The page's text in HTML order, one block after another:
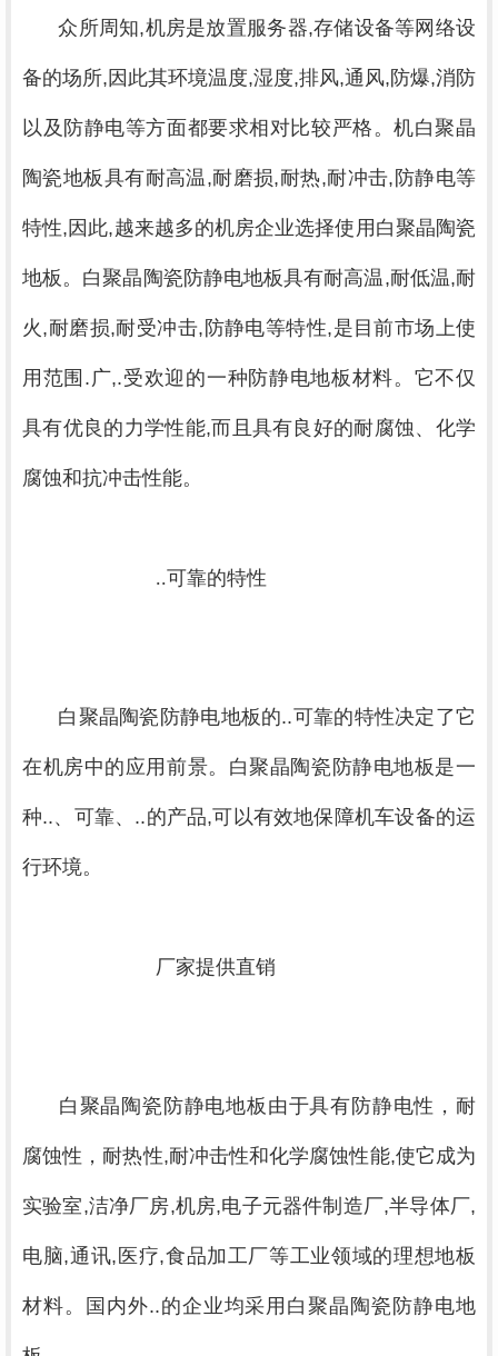
众所周知,机房是放置服务器,存储设备等网络设
备的场所,因此其环境温度,湿度,排风,通风,防爆,消防
以及防静电等方面都要求相对比较严格。机白聚晶
陶瓷地板具有耐高温,耐磨损,耐热,耐冲击,防静电等
特性,因此,越来越多的机房企业选择使用白聚晶陶瓷
地板。白聚晶陶瓷防静电地板具有耐高温,耐低温,耐
火,耐磨损,耐受冲击,防静电等特性,是目前市场上使
用范围.广,.受欢迎的一种防静电地板材料。它不仅
具有优良的力学性能,而且具有良好的耐腐蚀、化学
腐蚀和抗冲击性能。
白聚晶陶瓷防静电地板的..可靠的特性决定了它
在机房中的应用前景。白聚晶陶瓷防静电地板是一
种..、可靠、..的产品,可以有效地保障机车设备的运
行环境。
白聚晶陶瓷防静电地板由于具有防静电性，耐
腐蚀性，耐热性,耐冲击性和化学腐蚀性能,使它成为
实验室,洁净厂房,机房,电子元器件制造厂,半导体厂,
电脑,通讯,医疗,食品加工厂等工业领域的理想地板
材料。国内外..的企业均采用白聚晶陶瓷防静电地